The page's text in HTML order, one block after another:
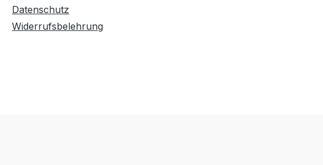
Datenschutz
Widerrufsbelehrung